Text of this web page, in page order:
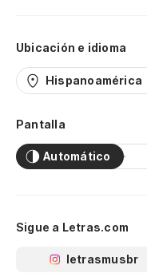
Ubicación e idioma
Hispanoamérica
Pantalla
Automático
Sigue a Letras.com
letrasmusbr